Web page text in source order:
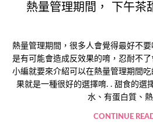
熱量管理期間， 下午茶
熱量管理期間，很多人會覺得最好不
是有可能會造成反效果的唷，忍耐不
小編就要來介紹可以在熱量管理期間
果就是一種很好的選擇唷. . 甜食的選
水、有蛋白質、
CONTINUE